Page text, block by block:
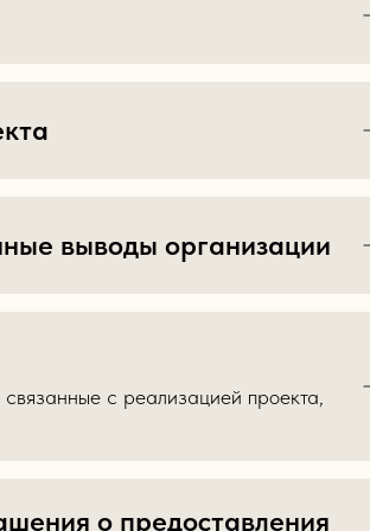
выводы организации
с реализацией проекта,
о предоставления